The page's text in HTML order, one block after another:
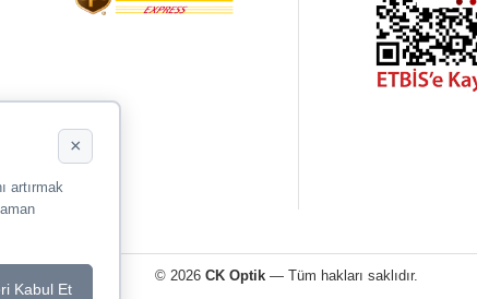
© 2026CK Optik — Tüm hakları saklıdır.
×
artırmak
Kabul Et